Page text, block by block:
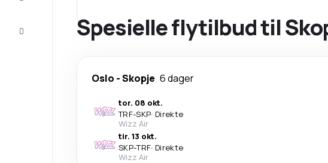
Spesielle flytilbud til
Oslo -Skopje 6 dager
tor. 08 okt.
TRF-SKP· Direkte
Wizz Air
tir. 13 okt.
SKP-TRF· Direkte
Wizz Air